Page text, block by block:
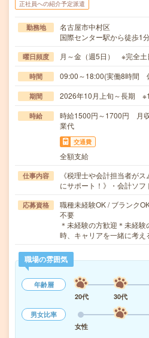
正社員への紹介予定派遣
勤務地
名古屋市中村区
国際センター駅から徒歩1
曜日頻度 月～金（週5日） ※完全土
時間 09:00～18:00(実働8時間
期間 2026年10月上旬～長期
時給
時給1500円～1700円 月
業代
交通費
全額支給
仕事内容
《税理士や会計担当者が
にサポート！》・会計ソ
応募資格
職種未経験OK / ブランク
不要
＊未経験の方歓迎＊未経
時、キャリアを一緒に考
職場の雰囲気
年齢層
20代
30代
男女比率
女性